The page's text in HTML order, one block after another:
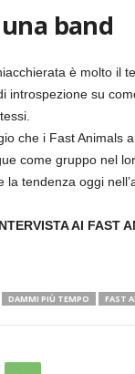
band
è molto il
introspezione su
che i Fast Animals
come gruppo nel
la tendenza oggi
AI FAST
DAMMI PIÙ TEMPO FAST